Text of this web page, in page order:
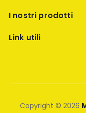
I nostri prodotti
Link utili
Copyright © 2026